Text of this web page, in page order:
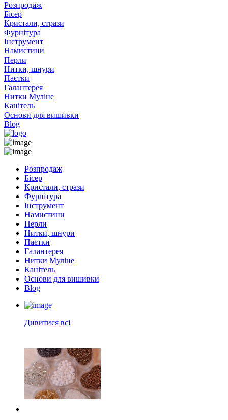
Розпродаж
Бісер
Кристали, стрази
Фурнітура
Інструмент
Намистини
Перли
Нитки, шнури
Паєтки
Галантерея
Нитки Муліне
Канітель
Основи для вишивки
Blog
Розпродаж
Бісер
Кристали, стрази
Фурнітура
Інструмент
Намистини
Перли
Нитки, шнури
Паєтки
Галантерея
Нитки Муліне
Канітель
Основи для вишивки
Blog
Дивитися всі